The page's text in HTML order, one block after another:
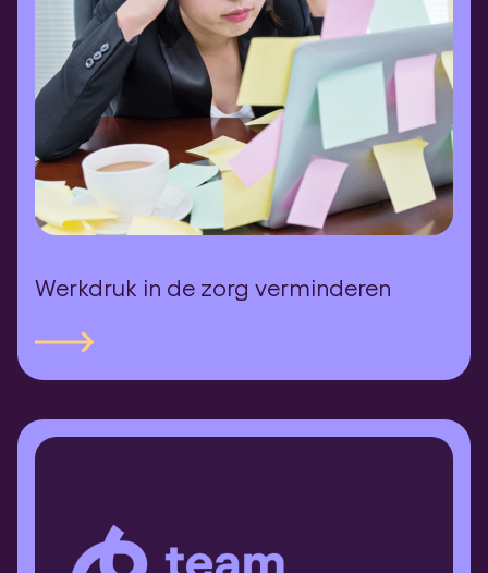
Werkdruk in de zorg verminderen